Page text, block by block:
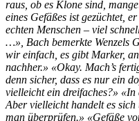
raus, ob es Klone sind,
eines Gefäßes ist gezüchtet,
echten Menschen – viel
…», Bach bemerkte Wenzels
wir einfach, es gibt Marker,
nachher.» «Okay. Mach’s
denn sicher, dass es nur ein
vielleicht ein dreifaches?»
Aber vielleicht handelt es
man überprüfen.» «Gefäße